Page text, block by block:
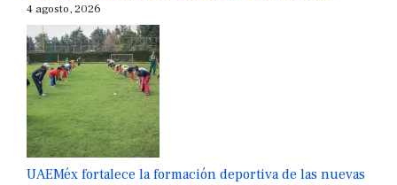
4 agosto, 2026
UAEMéx fortalece la formación deportiva de las nuevas